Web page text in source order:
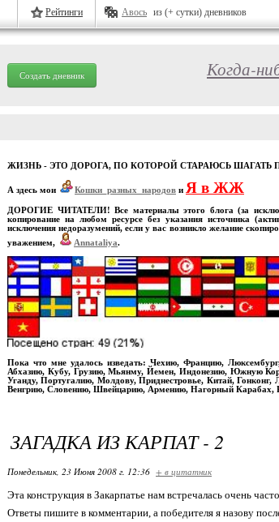
Рейтинги Авось из (+ сутки) дневников
Создать дневник Когда-
ЖИЗНЬ - ЭТО ДОРОГА, ПО КОТОРОЙ СТАРАЮСЬ ШАГАТЬ
А здесь мои Кошки_разных_народов и Я в ЖЖ
ДОРОГИЕ ЧИТАТЕЛИ! Все материалы этого блога (за
копирование на любом ресурсе без указания источника
исключения недоразумений, если у вас возникло желание
уважением,
Annataliya.
Пока что мне удалось изведать: Чехию, Францию,
Абхазию, Кубу, Грузию, Мьянму, Йемен, Индонезию, Южную
Уганду, Португалию, Молдову, Приднестровье, Китай,
Венгрию, Словению, Швейцарию, Армению, Нагорный Карабах,
ЗАГАДКА ИЗ КАРПАТ - 2
Понедельник, 23 Июня 2008 г. 12:36 + в цитатник
Эта конструкция в Закарпатье нам встречалась очень часто.
Ответы пишите в комментарии, а победителя я назову